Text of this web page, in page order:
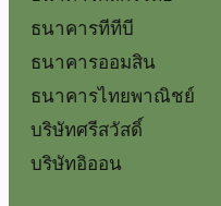
ธนาคารทีทีบี
ธนาคารออมสิน
ธนาคารไทยพาณิชย์
บริษัทศรีสวัสดิ์
บริษัทอิออน